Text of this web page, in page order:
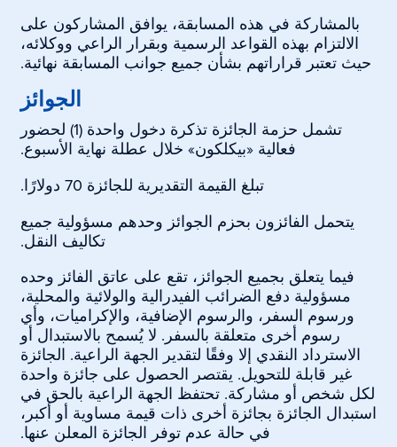
بالمشاركة في هذه المسابقة، يوافق المشاركون على
الالتزام بهذه القواعد الرسمية وبقرار الراعي ووكلائه،
حيث تعتبر قراراتهم بشأن جميع جوانب المسابقة نهائية.
الجوائز
تشمل حزمة الجائزة تذكرة دخول واحدة (1) لحضور
فعالية «بيكلكون» خلال عطلة نهاية الأسبوع.
تبلغ القيمة التقديرية للجائزة 70 دولارًا.
يتحمل الفائزون بحزم الجوائز وحدهم مسؤولية جميع
تكاليف النقل.
فيما يتعلق بجميع الجوائز، تقع على عاتق الفائز وحده
مسؤولية دفع الضرائب الفيدرالية والولائية والمحلية،
ورسوم السفر، والرسوم الإضافية، والإكراميات، وأي
رسوم أخرى متعلقة بالسفر. لا يُسمح بالاستبدال أو
الاسترداد النقدي إلا وفقًا لتقدير الجهة الراعية. الجائزة
غير قابلة للتحويل. يقتصر الحصول على جائزة واحدة
لكل شخص أو مشاركة. تحتفظ الجهة الراعية بالحق في
استبدال الجائزة بجائزة أخرى ذات قيمة مساوية أو أكبر،
في حالة عدم توفر الجائزة المعلن عنها.